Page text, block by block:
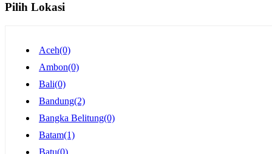
Pilih Lokasi
Aceh(0)
Ambon(0)
Bali(0)
Bandung(2)
Bangka Belitung(0)
Batam(1)
Batu(0)